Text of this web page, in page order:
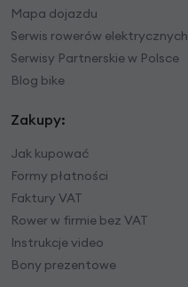
Mapa dojazdu
Serwis rowerów elektrycznych
Serwisy Partnerskie w Polsce
Blog bike
Zakupy:
Jak kupować
Formy płatności
Faktury VAT
Rower w firmie bez VAT
Instrukcje video
Bony prezentowe